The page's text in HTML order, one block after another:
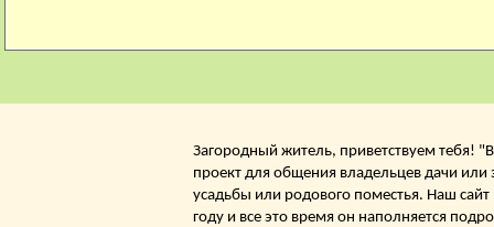
Загородный житель, приветствуем тебя!
проект для общения владельцев дачи или
усадьбы или родового поместья. Наш
году и все это время он наполняется